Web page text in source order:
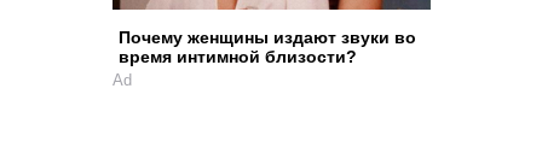
Почему женщины издают звуки во
время интимной близости?
Ad